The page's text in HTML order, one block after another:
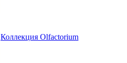
Коллекция Olfactorium